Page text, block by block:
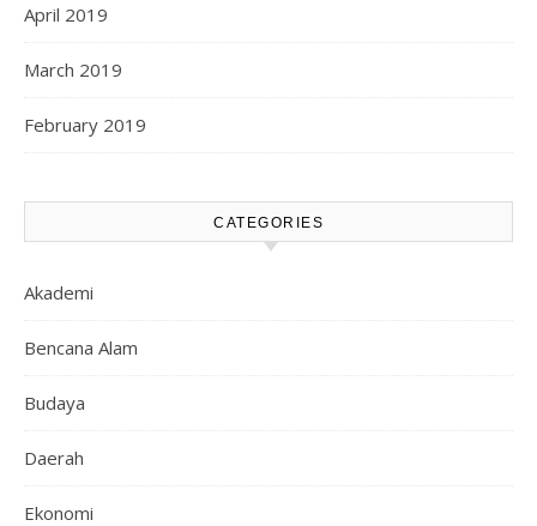
April 2019
March 2019
February 2019
CATEGORIES
Akademi
Bencana Alam
Budaya
Daerah
Ekonomi